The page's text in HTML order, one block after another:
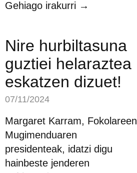
Gehiago irakurri →
Nire hurbiltasuna
guztiei helaraztea
eskatzen dizuet!
07/11/2024
Margaret Karram, Fokolareen
Mugimenduaren
presidenteak, idatzi digu
hainbeste jenderen